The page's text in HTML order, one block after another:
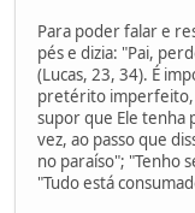
Para poder falar e
pés e dizia: "Pai,
(Lucas, 23, 34). É
pretérito imperfeito,
supor que Ele tenha
vez, ao passo que
no paraíso"; "Tenho
"Tudo está